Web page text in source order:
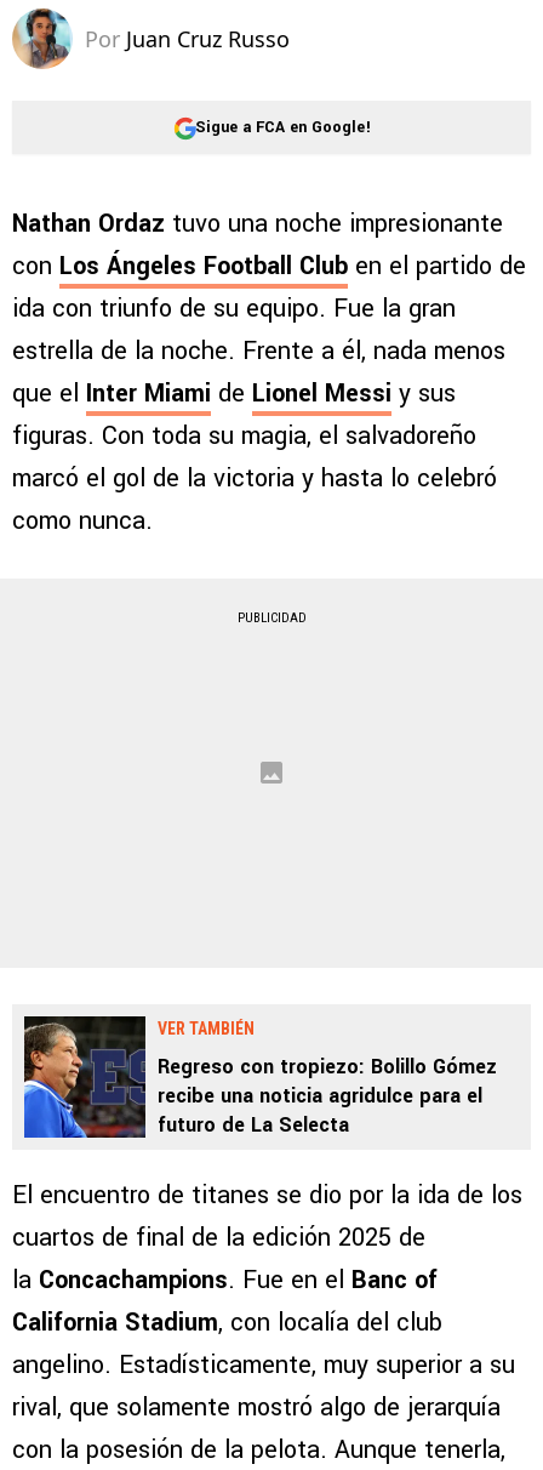
Por Juan Cruz Russo
Sigue a FCA en Google!
Nathan Ordaz tuvo una noche impresionante
con Los Ángeles Football Club en el partido de
ida con triunfo de su equipo. Fue la gran
estrella de la noche. Frente a él, nada menos
que el Inter Miami de Lionel Messi y sus
figuras. Con toda su magia, el salvadoreño
marcó el gol de la victoria y hasta lo celebró
como nunca.
PUBLICIDAD
VER TAMBIÉN
Regreso con tropiezo: Bolillo Gómez
recibe una noticia agridulce para el
futuro de La Selecta
El encuentro de titanes se dio por la ida de los
cuartos de final de la edición 2025 de
la Concachampions. Fue en el Banc of
California Stadium, con localía del club
angelino. Estadísticamente, muy superior a su
rival, que solamente mostró algo de jerarquía
con la posesión de la pelota. Aunque tenerla,